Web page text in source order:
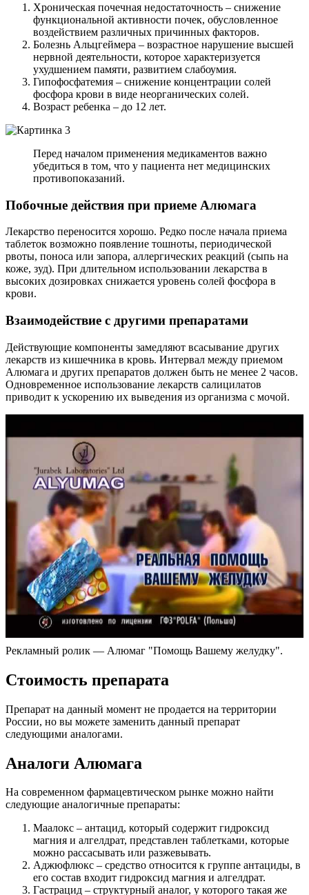
Хроническая почечная недостаточность – снижение
функциональной активности почек, обусловленное
воздействием различных причинных факторов.
Болезнь Альцгеймера – возрастное нарушение высшей
нервной деятельности, которое характеризуется
ухудшением памяти, развитием слабоумия.
Гипофосфатемия – снижение концентрации солей
фосфора крови в виде неорганических солей.
Возраст ребенка – до 12 лет.
Перед началом применения медикаментов важно
убедиться в том, что у пациента нет медицинских
противопоказаний.
Побочные действия при приеме Алюмага
Лекарство переносится хорошо. Редко после начала приема
таблеток возможно появление тошноты, периодической
рвоты, поноса или запора, аллергических реакций (сыпь на
коже, зуд). При длительном использовании лекарства в
высоких дозировках снижается уровень солей фосфора в
крови.
Взаимодействие с другими препаратами
Действующие компоненты замедляют всасывание других
лекарств из кишечника в кровь. Интервал между приемом
Алюмага и других препаратов должен быть не менее 2 часов.
Одновременное использование лекарств салицилатов
приводит к ускорению их выведения из организма с мочой.
Рекламный ролик — Алюмаг "Помощь Вашему желудку".
Стоимость препарата
Препарат на данный момент не продается на территории
России, но вы можете заменить данный препарат
следующими аналогами.
Аналоги Алюмага
На современном фармацевтическом рынке можно найти
следующие аналогичные препараты:
Маалокс – антацид, который содержит гидроксид
магния и алгелдрат, представлен таблетками, которые
можно рассасывать или разжевывать.
Аджюфлюкс – средство относится к группе антациды, в
его состав входит гидроксид магния и алгелдрат.
Гастрацид – структурный аналог, у которого такая же